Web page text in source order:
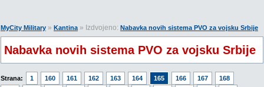
MyCity Military » Kantina» Izdvojeno: Nabavka novih sistema PVO za vojsku Srbije
Nabavka novih sistema PVO za vojsku Srbije
Strana: 1 160 161 162 163 164 165 166 167
168